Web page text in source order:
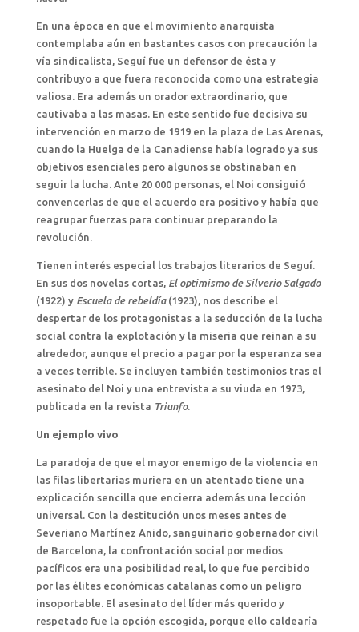
En una época en que el movimiento anarquista
contemplaba aún en bastantes casos con precaución la
vía sindicalista, Seguí fue un defensor de ésta y
contribuyo a que fuera reconocida como una estrategia
valiosa. Era además un orador extraordinario, que
cautivaba a las masas. En este sentido fue decisiva su
intervención en marzo de 1919 en la plaza de Las Arenas,
cuando la Huelga de la Canadiense había logrado ya sus
objetivos esenciales pero algunos se obstinaban en
seguir la lucha. Ante 20 000 personas, el Noi consiguió
convencerlas de que el acuerdo era positivo y había que
reagrupar fuerzas para continuar preparando la
revolución.
Tienen interés especial los trabajos literarios de Seguí.
En sus dos novelas cortas, El optimismo de Silverio Salgado
(1922) y Escuela de rebeldía (1923), nos describe el
despertar de los protagonistas a la seducción de la lucha
social contra la explotación y la miseria que reinan a su
alrededor, aunque el precio a pagar por la esperanza sea
a veces terrible. Se incluyen también testimonios tras el
asesinato del Noi y una entrevista a su viuda en 1973,
publicada en la revista Triunfo.
Un ejemplo vivo
La paradoja de que el mayor enemigo de la violencia en
las filas libertarias muriera en un atentado tiene una
explicación sencilla que encierra además una lección
universal. Con la destitución unos meses antes de
Severiano Martínez Anido, sanguinario gobernador civil
de Barcelona, la confrontación social por medios
pacíficos era una posibilidad real, lo que fue percibido
por las élites económicas catalanas como un peligro
insoportable. El asesinato del líder más querido y
respetado fue la opción escogida, porque ello caldearía